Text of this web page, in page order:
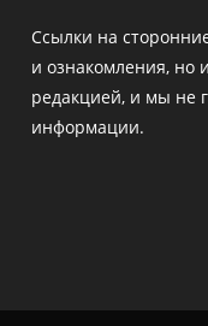
Ссылки на
и ознакомления, но
редакцией, и мы не
информации.